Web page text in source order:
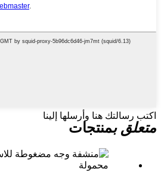
اكتب رسالتك هنا وأرسلها إلينا
متعلق بمنتجات